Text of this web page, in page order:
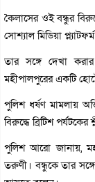
কৈলাসের ওই বন্ধুর
সোশ্যাল মিডিয়া
তার সঙ্গে দেখা
মহীপালপুরের একটি
পুলিশ ধর্ষণ মামলায়
বিরুদ্ধে ব্রিটিশ
পুলিশ আরো জানায়,
তরুণী। বন্ধুকে তার